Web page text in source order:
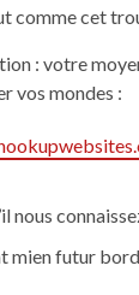
comme cet
: votre
vos mondes :
nous
futur